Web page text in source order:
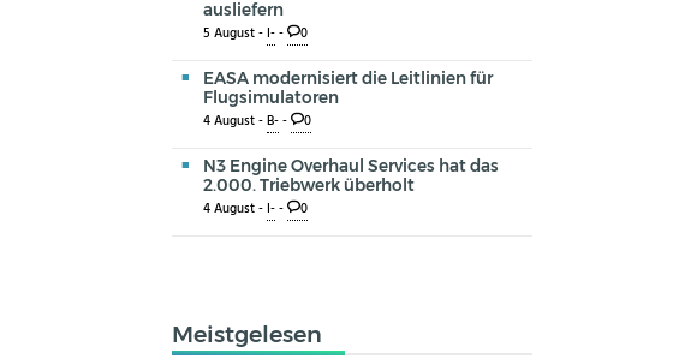
ausliefern
5 August -I-- 0
EASA modernisiert die Leitlinien für
Flugsimulatoren
4 August -B-- 0
N3 Engine Overhaul Services hat das
2.000. Triebwerk überholt
4 August -I-- 0
Meistgelesen